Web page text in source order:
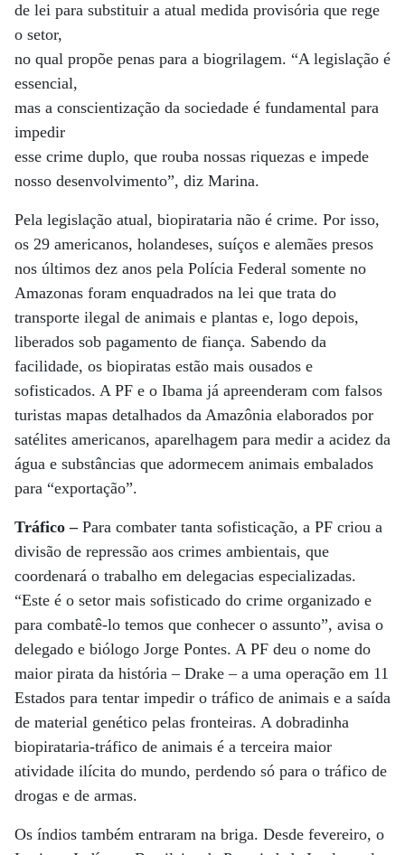
de lei para substituir a atual medida provisória que rege
o setor,
no qual propõe penas para a biogrilagem. “A legislação é
essencial,
mas a conscientização da sociedade é fundamental para
impedir
esse crime duplo, que rouba nossas riquezas e impede
nosso desenvolvimento”, diz Marina.
Pela legislação atual, biopirataria não é crime. Por isso,
os 29 americanos, holandeses, suíços e alemães presos
nos últimos dez anos pela Polícia Federal somente no
Amazonas foram enquadrados na lei que trata do
transporte ilegal de animais e plantas e, logo depois,
liberados sob pagamento de fiança. Sabendo da
facilidade, os biopiratas estão mais ousados e
sofisticados. A PF e o Ibama já apreenderam com falsos
turistas mapas detalhados da Amazônia elaborados por
satélites americanos, aparelhagem para medir a acidez da
água e substâncias que adormecem animais embalados
para “exportação”.
Tráfico – Para combater tanta sofisticação, a PF criou a
divisão de repressão aos crimes ambientais, que
coordenará o trabalho em delegacias especializadas.
“Este é o setor mais sofisticado do crime organizado e
para combatê-lo temos que conhecer o assunto”, avisa o
delegado e biólogo Jorge Pontes. A PF deu o nome do
maior pirata da história – Drake – a uma operação em 11
Estados para tentar impedir o tráfico de animais e a saída
de material genético pelas fronteiras. A dobradinha
biopirataria-tráfico de animais é a terceira maior
atividade ilícita do mundo, perdendo só para o tráfico de
drogas e de armas.
Os índios também entraram na briga. Desde fevereiro, o